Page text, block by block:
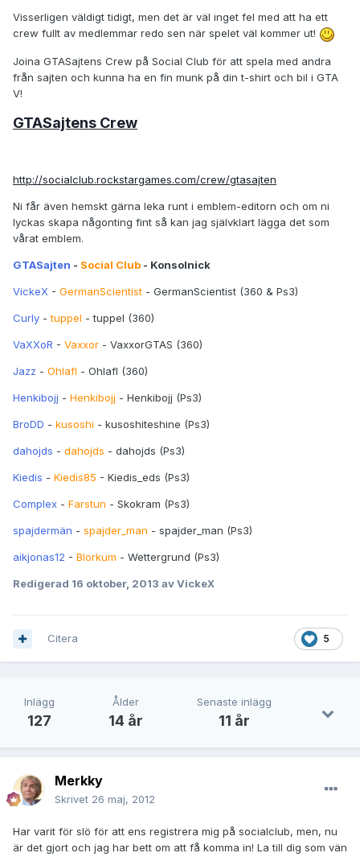
Visserligen väldigt tidigt, men det är väl inget fel med att ha ett
crew fullt av medlemmar redo sen när spelet väl kommer ut!
Joina GTASajtens Crew på Social Club för att spela med andra
från sajten och kunna ha en fin munk på din t-shirt och bil i GTA
V!
GTASajtens Crew
http://socialclub.rockstargames.com/crew/gtasajten
Ni får även hemskt gärna leka runt i emblem-editorn och om ni
lyckas skapa någonting fint så kan jag självklart lägga det som
vårat emblem.
GTASajten - Social Club - Konsolnick
VickeX - GermanScientist - GermanScientist (360 & Ps3)
Curly -tuppel - tuppel (360)
VaXXoR - Vaxxor - VaxxorGTAS (360)
Jazz - Ohlafl - Ohlafl (360)
Henkibojj - Henkibojj - Henkibojj (Ps3)
BroDD - kusoshi - kusoshiteshine (Ps3)
dahojds - dahojds - dahojds (Ps3)
Kiedis - Kiedis85 - Kiedis_eds (Ps3)
Complex - Farstun - Skokram (Ps3)
spajdermän - spajder_man - spajder_man (Ps3)
aikjonas12 - Blorkum - Wettergrund (Ps3)
Redigerad 16 oktober, 2013 av VickeX
5
Citera
Inlägg
127
Ålder
14 år
Senaste inlägg
11 år
Merkky
Skrivet 26 maj, 2012
Har varit för slö för att ens registrera mig på socialclub, men, nu
är det gjort och jag har bett om att få komma in! La till dig som vän